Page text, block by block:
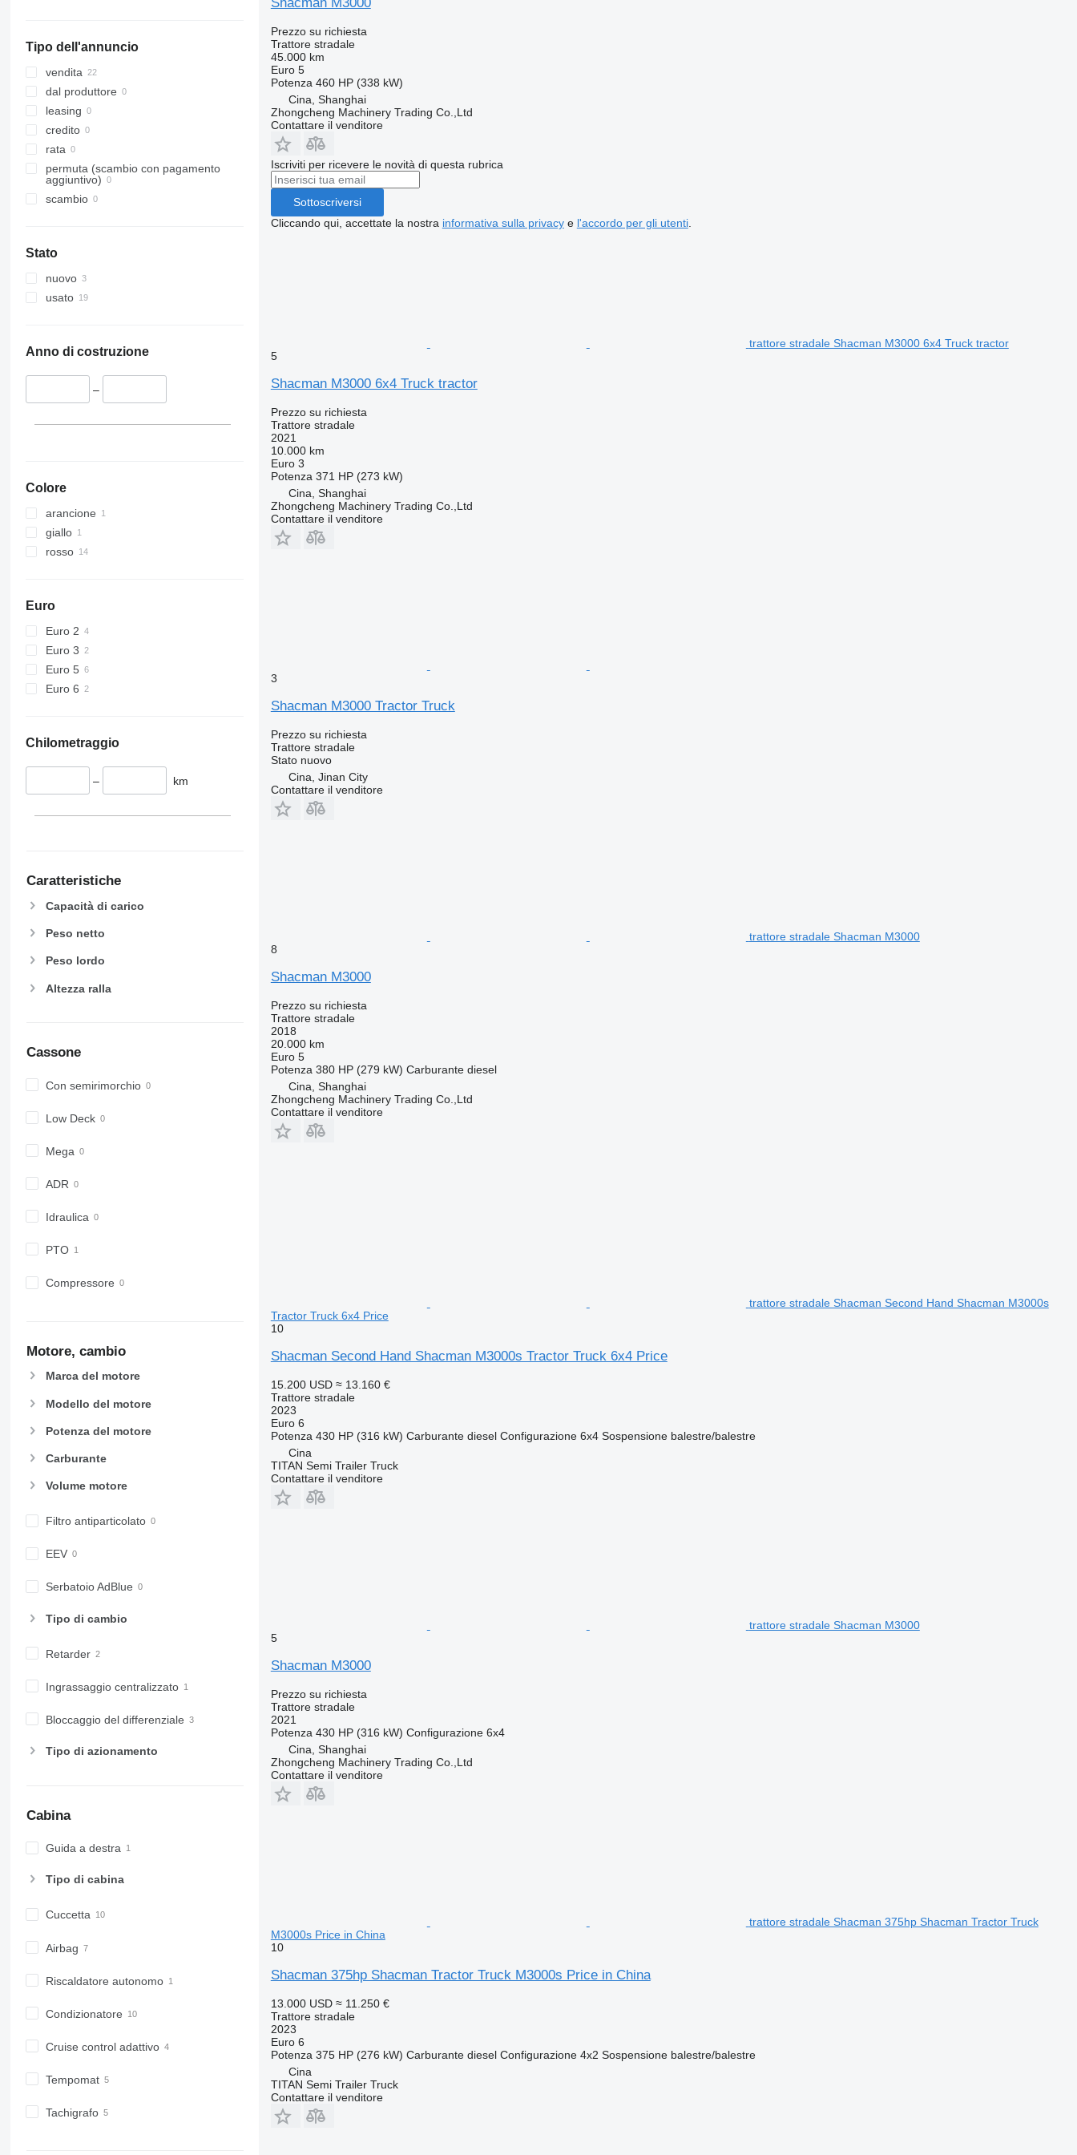
Tipo dell'annuncio
vendita
dal produttore
leasing
credito
rata
permuta (scambio con pagamento
aggiuntivo)
scambio
Stato
nuovo
usato
Anno di costruzione
–
Colore
arancione
giallo
rosso
Euro
Euro 2
Euro 3
Euro 5
Euro 6
Chilometraggio
– km
Caratteristiche
Capacità di carico
Peso netto
Peso lordo
Altezza ralla
Cassone
Con semirimorchio
Low Deck
Mega
ADR
Idraulica
PTO
Compressore
Motore, cambio
Marca del motore
Modello del motore
Potenza del motore
Carburante
Volume motore
Filtro antiparticolato
EEV
Serbatoio AdBlue
Tipo di cambio
Retarder
Ingrassaggio centralizzato
Bloccaggio del differenziale
Tipo di azionamento
Cabina
Guida a destra
Tipo di cabina
Cuccetta
Airbag
Riscaldatore autonomo
Condizionatore
Cruise control adattivo
Tempomat
Tachigrafo
Prezzo su richiesta
Trattore stradale
45.000 km
Euro 5
Potenza 460 HP (338 kW)
Cina, Shanghai
Zhongcheng Machinery Trading Co.,Ltd
Contattare il venditore
Iscriviti per ricevere le novità di questa rubrica
Sottoscriversi
Cliccando qui, accettate la nostra informativa sulla privacye l'accordo per gli utenti.
trattore stradale Shacman M3000 6x4 Truck tractor
5
Shacman M3000 6x4 Truck tractor
Prezzo su richiesta
Trattore stradale
2021
10.000 km
Euro 3
Potenza 371 HP (273 kW)
Cina, Shanghai
Zhongcheng Machinery Trading Co.,Ltd
Contattare il venditore
3
Shacman M3000 Tractor Truck
Prezzo su richiesta
Trattore stradale
Statonuovo
Cina, Jinan City
Contattare il venditore
trattore stradale Shacman M3000
8
Shacman M3000
Prezzo su richiesta
Trattore stradale
2018
20.000 km
Euro 5
Potenza 380 HP (279 kW) Carburante diesel
Cina, Shanghai
Zhongcheng Machinery Trading Co.,Ltd
Contattare il venditore
trattore stradale Shacman Second Hand Shacman M3000s
Tractor Truck 6x4 Price
10
Shacman Second Hand Shacman M3000s Tractor Truck 6x4 Price
15.200 USD ≈ 13.160 €
Trattore stradale
2023
Euro 6
Potenza 430 HP (316 kW) Carburante diesel Configurazione 6x4 Sospensione balestre/balestre
Cina
TITAN Semi Trailer Truck
Contattare il venditore
trattore stradale Shacman M3000
5
Shacman M3000
Prezzo su richiesta
Trattore stradale
2021
Potenza 430 HP (316 kW) Configurazione 6x4
Cina, Shanghai
Zhongcheng Machinery Trading Co.,Ltd
Contattare il venditore
trattore stradale Shacman 375hp Shacman Tractor Truck
M3000s Price in China
10
Shacman 375hp Shacman Tractor Truck M3000s Price in China
13.000 USD ≈ 11.250 €
Trattore stradale
2023
Euro 6
Potenza 375 HP (276 kW) Carburante diesel Configurazione 4x2 Sospensione balestre/balestre
Cina
TITAN Semi Trailer Truck
Contattare il venditore